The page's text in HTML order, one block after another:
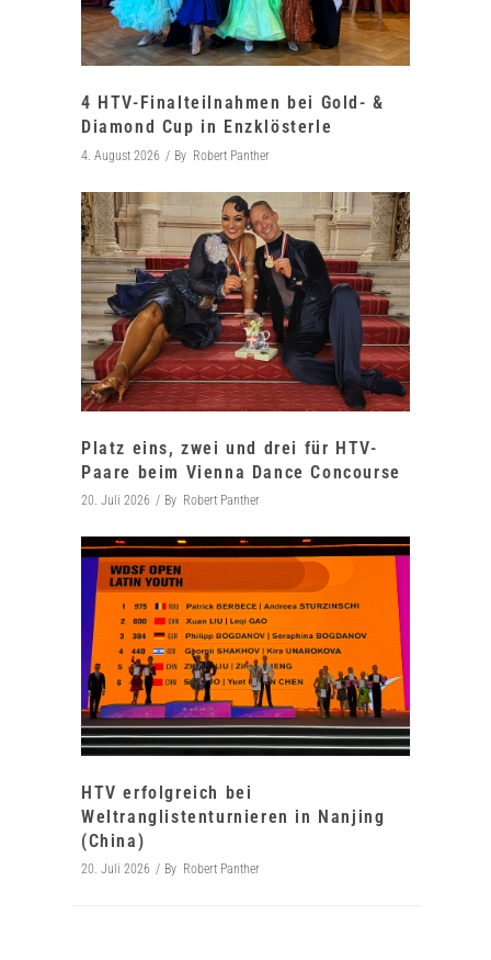
4 HTV-Finalteilnahmen bei Gold- &
Diamond Cup in Enzklösterle
4. August 2026 By Robert Panther
Platz eins, zwei und drei für HTV-
Paare beim Vienna Dance Concourse
20. Juli 2026 By Robert Panther
HTV erfolgreich bei
Weltranglistenturnieren in Nanjing
(China)
20. Juli 2026 By Robert Panther